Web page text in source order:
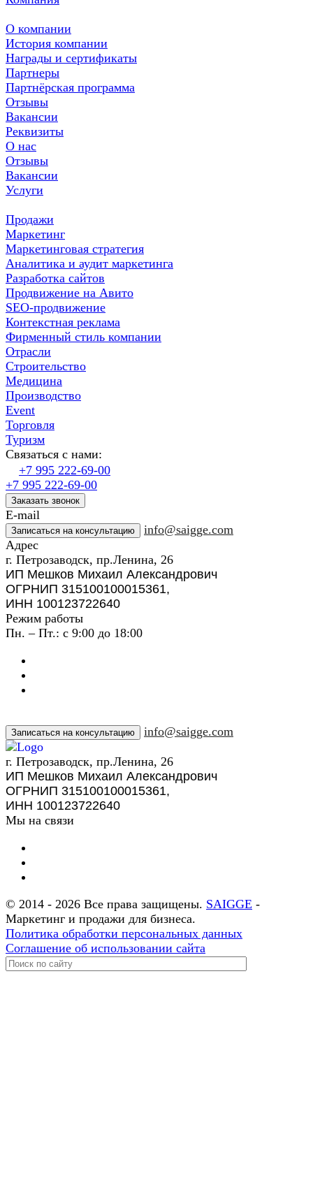
О компании
История компании
Награды и сертификаты
Партнеры
Партнёрская программа
Отзывы
Вакансии
Реквизиты
О нас
Отзывы
Вакансии
Услуги
Продажи
Маркетинг
Маркетинговая стратегия
Аналитика и аудит маркетинга
Разработка сайтов
Продвижение на Авито
SEO-продвижение
Контекстная реклама
Фирменный стиль компании
Отрасли
Строительство
Медицина
Производство
Event
Торговля
Туризм
Связаться с нами:
+7 995 222-69-00
+7 995 222-69-00
Заказать звонок
E-mail
Записаться на консультацию
info@saigge.com
Адрес
г. Петрозаводск, пр.Ленина, 26
ИП Мешков Михаил Александрович
ОГРНИП 315100100015361,
ИНН 100123722640
Режим работы
Пн. – Пт.: с 9:00 до 18:00
Записаться на консультацию info@saigge.com
г. Петрозаводск, пр.Ленина, 26
ИП Мешков Михаил Александрович
ОГРНИП 315100100015361,
ИНН 100123722640
Мы на связи
© 2014 - 2026 Все права защищены. SAIGGE -
Маркетинг и продажи для бизнеса.
Политика обработки персональных данных
Соглашение об использовании сайта